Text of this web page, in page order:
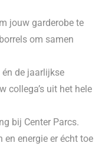
jouw garderobe te
om samen
de jaarlijkse
collega’s uit het hele
bij Center Parcs.
en energie er écht toe